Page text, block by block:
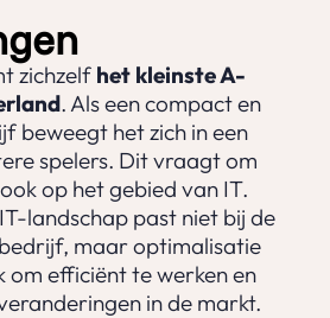
zichzelf het kleinste A-
. Als een compact en
beweegt het zich in een
spelers. Dit vraagt om
op het gebied van IT.
landschap past niet bij de
maar optimalisatie
om efficiënt te werken en
in de markt.